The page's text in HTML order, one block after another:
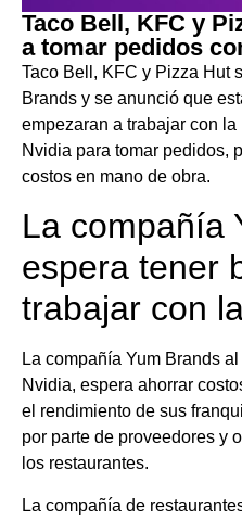
Taco Bell, KFC y
a tomar pedidos
Taco Bell, KFC y Pizza Hut
Brands y se anunció que
empezaran a trabajar con
Nvidia para tomar pedidos,
costos en mano de obra.
La compañía
espera tener
trabajar con
La compañía Yum Brands
Nvidia, espera ahorrar
el rendimiento de sus
por parte de proveedores y
los restaurantes.
La compañía de